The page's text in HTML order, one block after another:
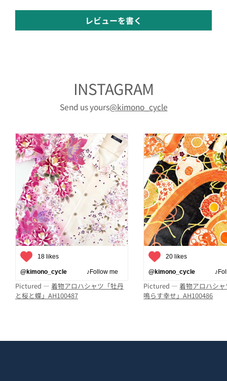
レビューを書く
INSTAGRAM
Send us yours@kimono_cycle
18 likes
@kimono_cycle ♪Follow me
Pictured — 着物アロハシャツ「牡丹
と桜と蝶」AH100487
20 likes
@kimono_cycle
Pictured —着物アロハシ
鳴らす幸せ」AH100486